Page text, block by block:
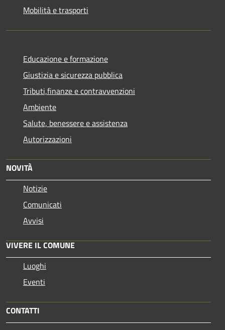
Mobilità e trasporti
Educazione e formazione
Giustizia e sicurezza pubblica
Tributi,finanze e contravvenzioni
Ambiente
Salute, benessere e assistenza
Autorizzazioni
NOVITÀ
Notizie
Comunicati
Avvisi
VIVERE IL COMUNE
Luoghi
Eventi
CONTATTI